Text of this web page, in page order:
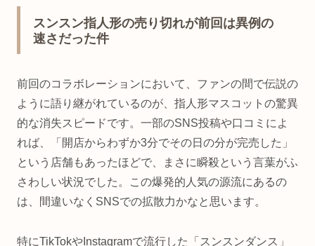
スンスン指人形の売り切れが前回は異例の
速さだった件
前回のコラボレーションにおいて、ファンの間で伝説の
ように語り継がれているのが、指人形マスコットの驚異
的な消失スピードです。一部のSNS投稿や口コミによ
れば、「開店からわずか3分でその日の分が完売した」
という店舗もあったほどで、まさに瞬殺という言葉がふ
さわしい状況でした。この爆発的人気の源流にあるの
は、間違いなくSNSでの拡散力かなと思います。
特にTikTokやInstagramで流行した「スンスンダンス」